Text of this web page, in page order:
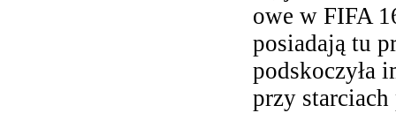
owe w FIFA
posiadają tu
podskoczyła
przy